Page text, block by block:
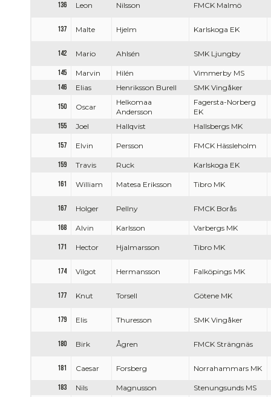
136 Leon Nilsson FMCK Malmö
137 Malte Hjelm Karlskoga EK
142 Mario Ahlsén SMK Ljungby
145 Marvin Hilén
Vimmerby MS
146
Elias Henriksson Burell SMK Vingåker
150 Oscar
Helkomaa
Andersson
Fagersta-Norberg
EK
155
Joel Hallqvist Hallsbergs MK
157 Elvin Persson FMCK Hässleholm
159 Travis Ruck Karlskoga EK
161 William Matesa Eriksson Tibro MK
167 Holger Pellny FMCK Borås
168 Alvin Karlsson Varbergs MK
171 Hector Hjalmarsson Tibro MK
174 Vilgot Hermansson Falköpings MK
177 Knut Torsell Götene MK
179 Elis Thuresson SMK Vingåker
180 Birk Ågren FMCK Strängnäs
181 Caesar Forsberg Norrahammars MK
183 Nils Magnusson Stenungsunds MS